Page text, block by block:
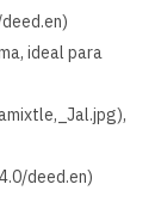
ideal para
deed.en)